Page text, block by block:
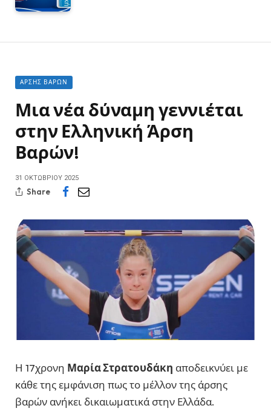
ΆΡΣΗΣ ΒΑΡΏΝ
Μια νέα δύναμη γεννιέται
στην Ελληνική Άρση
Βαρών!
31 ΟΚΤΩΒΡΊΟΥ 2025
Share
Η 17χρονη Μαρία Στρατουδάκη αποδεικνύει με
κάθε της εμφάνιση πως το μέλλον της άρσης
βαρών ανήκει δικαιωματικά στην Ελλάδα.